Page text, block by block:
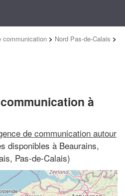
communication > Nord Pas-de-Calais >
à
de communication autour
disponibles à Beaurains,
Pas-de-Calais)